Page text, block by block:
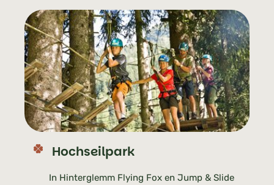
Hochseilpark
In Hinterglemm Flying Fox en Jump & Slide